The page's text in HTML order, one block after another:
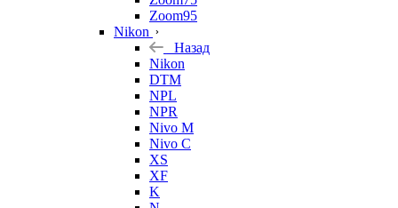
Zoom95
Nikon
Назад
Nikon
DTM
NPL
NPR
Nivo M
Nivo C
XS
XF
K